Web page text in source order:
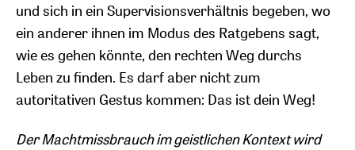
und sich in ein Supervisionsverhältnis begeben, wo
ein anderer ihnen im Modus des Ratgebens sagt,
wie es gehen könnte, den rechten Weg durchs
Leben zu finden. Es darf aber nicht zum
autoritativen Gestus kommen: Das ist dein Weg!
Der Machtmissbrauch im geistlichen Kontext wird